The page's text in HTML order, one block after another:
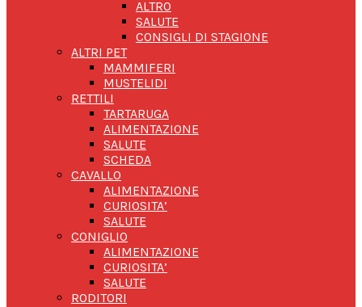
ALTRO
SALUTE
CONSIGLI DI STAGIONE
ALTRI PET
MAMMIFERI
MUSTELIDI
RETTILI
TARTARUGA
ALIMENTAZIONE
SALUTE
SCHEDA
CAVALLO
ALIMENTAZIONE
CURIOSITA’
SALUTE
CONIGLIO
ALIMENTAZIONE
CURIOSITA’
SALUTE
RODITORI